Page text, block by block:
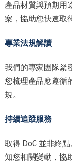
產品材質與預期用
案，協助您快速取
專業法規解讀
我們的專家團隊緊
您梳理產品應遵循
規。
持續追蹤服務
取得 DoC 並非終
知您相關變動，協